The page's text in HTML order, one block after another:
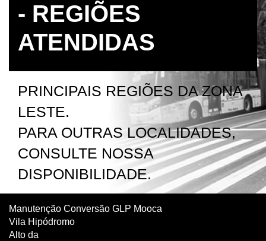
- REGIÕES
ATENDIDAS
PRINCIPAIS REGIÕES DA ZONA
LESTE.
PARA OUTRAS LOCALIDADES,
CONSULTE NOSSA
DISPONIBILIDADE.
Manutenção Conversão GLP Mooca
Vila Hipódromo
Alto da